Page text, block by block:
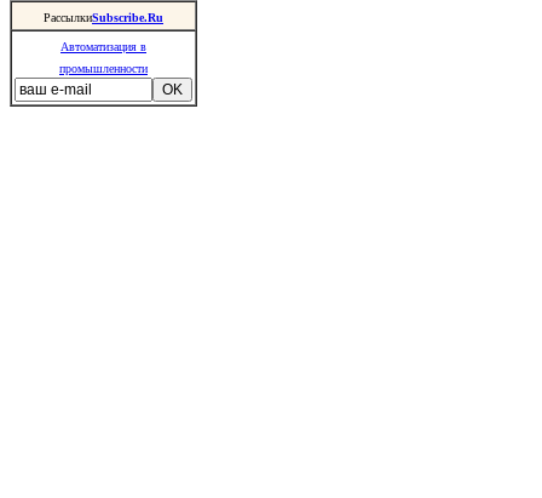
РассылкиSubscribe.Ru
Автоматизация в
промышленности